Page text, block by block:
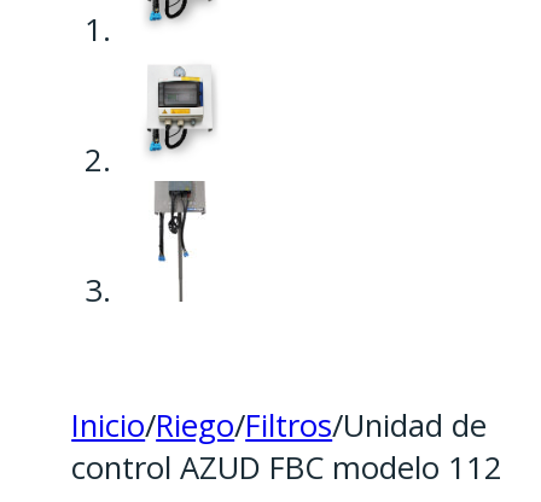
Inicio/Riego/Filtros/Unidad de
control AZUD FBC modelo 112